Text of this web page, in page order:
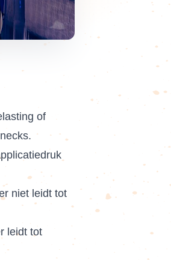
of
niet leidt tot
leidt tot